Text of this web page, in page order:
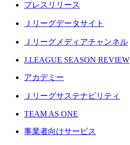
プレスリリース
Ｊリーグデータサイト
Ｊリーグメディアチャンネル
J.LEAGUE SEASON REVIEW
アカデミー
Ｊリーグサステナビリティ
TEAM AS ONE
事業者向けサービス